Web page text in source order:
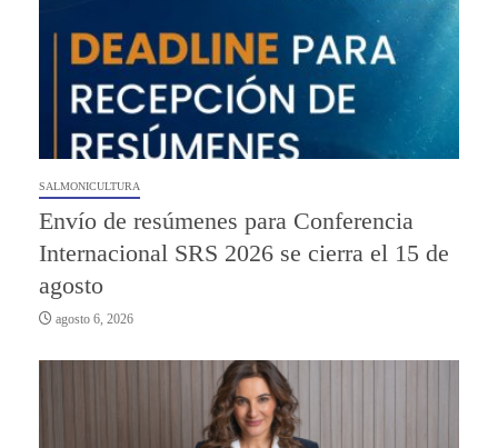
SALMONICULTURA
Envío de resúmenes para Conferencia
Internacional SRS 2026 se cierra el 15 de
agosto
agosto 6, 2026